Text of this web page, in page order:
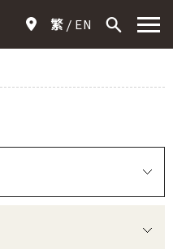
繁 EN